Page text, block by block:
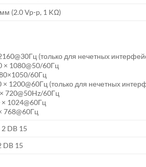
(2.0 Vp-p, 1 KΩ)
(только для нечетных
× 1080@50/60Гц
60Гц
× 1200@60Гц (только для нечетных
720@50Hz/60Гц
1024@60Гц
768@60Гц
2 DB 15
DB 15